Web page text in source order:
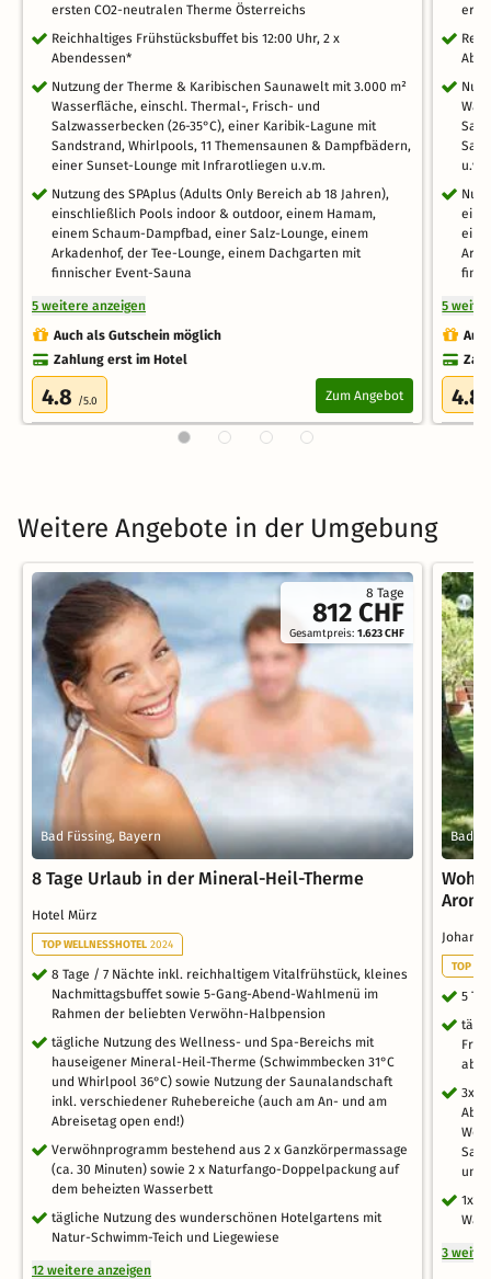
ersten CO2-neutralen Therme Österreichs
Reichhaltiges Frühstücksbuffet bis 12:00 Uhr, 2 x
Abendessen*
Nutzung der Therme & Karibischen Saunawelt mit 3.000 m²
Wasserfläche, einschl. Thermal-, Frisch- und
Salzwasserbecken (26-35°C), einer Karibik-Lagune mit
Sandstrand, Whirlpools, 11 Themensaunen & Dampfbädern,
einer Sunset-Lounge mit Infrarotliegen u.v.m.
Nutzung des SPAplus (Adults Only Bereich ab 18 Jahren),
einschließlich Pools indoor & outdoor, einem Hamam,
einem Schaum-Dampfbad, einer Salz-Lounge, einem
Arkadenhof, der Tee-Lounge, einem Dachgarten mit
finnischer Event-Sauna
5 weitere anzeigen
Auch als Gutschein möglich
Zahlung erst im Hotel
4.8 /5.0 Zum Angebot
5
4.8
Weitere Angebote in der Umgebung
8 Tage
812 CHF
Gesamtpreis:1.623 CHF
Bad Füssing, Bayern
8 Tage Urlaub in der Mineral-Heil-Therme
Hotel Mürz
TOP WELLNESSHOTEL 2024
8 Tage / 7 Nächte inkl. reichhaltigem Vitalfrühstück, kleines
Nachmittagsbuffet sowie 5-Gang-Abend-Wahlmenü im
Rahmen der beliebten Verwöhn-Halbpension
tägliche Nutzung des Wellness- und Spa-Bereichs mit
hauseigener Mineral-Heil-Therme (Schwimmbecken 31°C
und Whirlpool 36°C) sowie Nutzung der Saunalandschaft
inkl. verschiedener Ruhebereiche (auch am An- und am
Abreisetag open end!)
Verwöhnprogramm bestehend aus 2 x Ganzkörpermassage
(ca. 30 Minuten) sowie 2 x Naturfango-Doppelpackung auf
dem beheizten Wasserbett
tägliche Nutzung des wunderschönen Hotelgartens mit
Natur-Schwimm-Teich und Liegewiese
12 weitere anzeigen
Bad
TOP
5
3x
und
1x
3